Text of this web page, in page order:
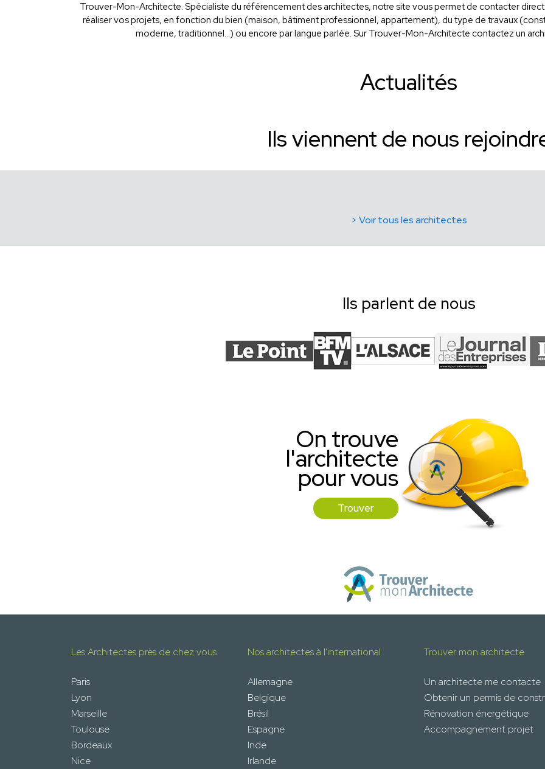
Trouver-Mon-Architecte. Spécialiste du référencement des architectes, notre site vous permet de contacter
réaliser vos projets, en fonction du bien (maison, bâtiment professionnel, appartement), du type de travaux
moderne, traditionnel...) ou encore par langue parlée. Sur Trouver-Mon-Architecte contactez un
Actualités
Ils viennent de nous
> Voir tous les architectes
Ils parlent de nous
On trouve
l'architecte
pour vous
Trouver
Les Architectes près de chez vous
Paris
Lyon
Marseille
Toulouse
Bordeaux
Nice
Nos architectes à l'international
Allemagne
Belgique
Brésil
Espagne
Inde
Irlande
Trouver mon architecte
Un architecte me contacte
Obtenir un permis de
Rénovation énergétique
Accompagnement projet